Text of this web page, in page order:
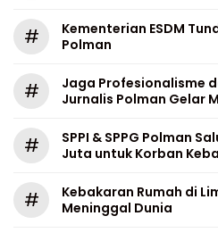
#
Kementerian ESDM
Polman
#
Jaga Profesionalisme
Jurnalis Polman Gelar
#
SPPI & SPPG Polman
Juta untuk Korban
#
Kebakaran Rumah di
Meninggal Dunia